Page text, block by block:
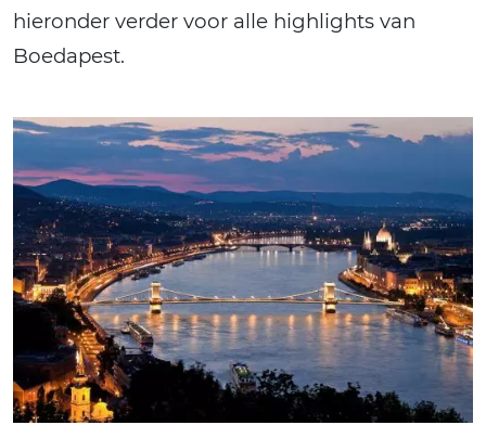
hieronder verder voor alle highlights van
Boedapest.